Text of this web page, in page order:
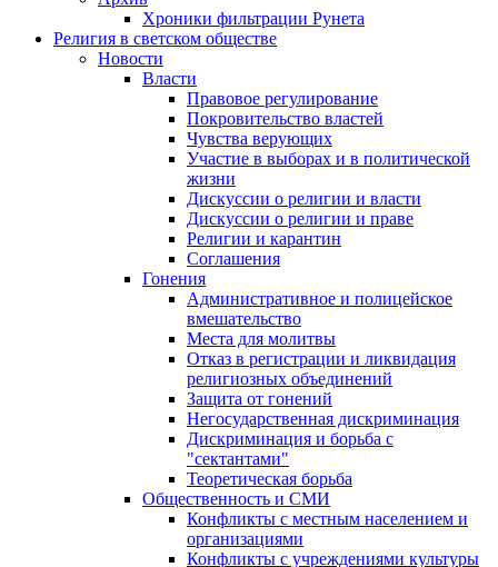
Хроники фильтрации Рунета
Религия в светском обществе
Новости
Власти
Правовое регулирование
Покровительство властей
Чувства верующих
Участие в выборах и в политической
жизни
Дискуссии о религии и власти
Дискуссии о религии и праве
Религии и карантин
Соглашения
Гонения
Административное и полицейское
вмешательство
Места для молитвы
Отказ в регистрации и ликвидация
религиозных объединений
Защита от гонений
Негосударственная дискриминация
Дискриминация и борьба с
"сектантами"
Теоретическая борьба
Общественность и СМИ
Конфликты с местным населением и
организациями
Конфликты с учреждениями культуры